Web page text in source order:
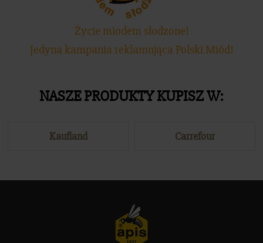
Życie miodem słodzone!
Jedyna kampania reklamująca Polski Miód!
NASZE PRODUKTY KUPISZ W:
Kaufland Carrefour